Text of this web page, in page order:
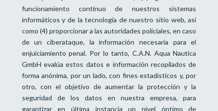
funcionamiento continuo de nuestros sistemas
informáticos y de la tecnología de nuestro sitio web, así
como (4) proporcionar a las autoridades policiales, en caso
de un ciberataque, la información necesaria para el
enjuiciamiento penal. Por lo tanto, C.A.N. Aqua Nautica
GmbH evalúa estos datos e información recopilados de
forma anónima, por un lado, con fines estadísticos y, por
otro, con el objetivo de aumentar la protección y la
seguridad de los datos en nuestra empresa, para
garantizar en última instancia un nivel óptimo de